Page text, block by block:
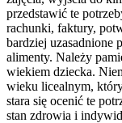
przedstawić te
rachunki, faktury,
bardziej uzasadnione
alimenty. Należy
wiekiem dziecka.
wieku licealnym,
stara się ocenić te
stan zdrowia i